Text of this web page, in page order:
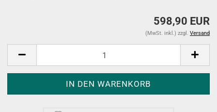
598,90 EUR
(MwSt. inkl.) zzgl. Versand